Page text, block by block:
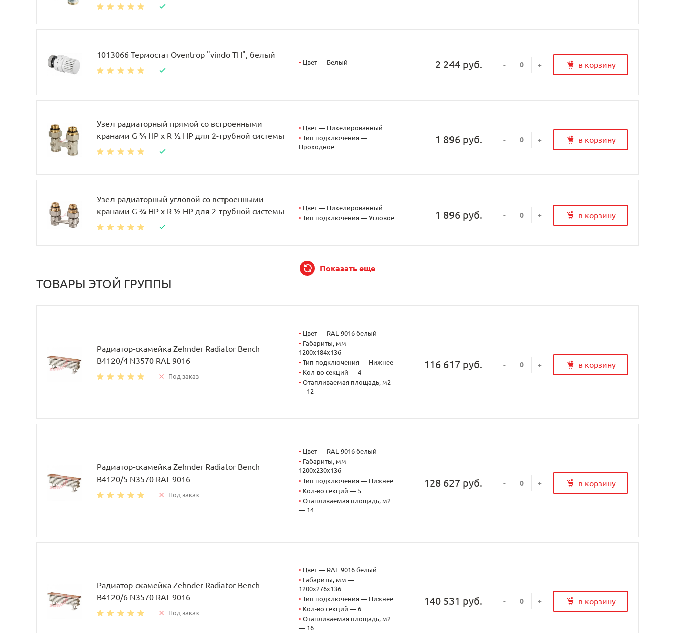
1013066 Термостат Oventrop "vindo TH", белый
• Цвет — Белый 2 244 руб. - + в корзину
Узел радиаторный прямой со встроенными
кранами G ¾ НР x R ½ НР для 2-трубной системы
• Цвет — Никелированный
• Тип подключения —
Проходное
1 896 руб. - + в корзину
Узел радиаторный угловой со встроенными
кранами G ¾ НР x R ½ НР для 2-трубной системы
• Цвет — Никелированный
• Тип подключения — Угловое 1 896 руб. - + в корзину
Показать еще
ТОВАРЫ ЭТОЙ ГРУППЫ
Радиатор-скамейка Zehnder Radiator Bench
B4120/4 N3570 RAL 9016
Под заказ
• Цвет — RAL 9016 белый
• Габариты, мм —
1200x184x136
• Тип подключения — Нижнее
• Кол-во секций — 4
• Отапливаемая площадь, м2
— 12
116 617 руб. - + в корзину
Радиатор-скамейка Zehnder Radiator Bench
B4120/5 N3570 RAL 9016
Под заказ
• Цвет — RAL 9016 белый
• Габариты, мм —
1200x230x136
• Тип подключения — Нижнее
• Кол-во секций — 5
• Отапливаемая площадь, м2
— 14
128 627 руб. - + в корзину
Радиатор-скамейка Zehnder Radiator Bench
B4120/6 N3570 RAL 9016
Под заказ
• Цвет — RAL 9016 белый
• Габариты, мм —
1200x276x136
• Тип подключения — Нижнее
• Кол-во секций — 6
• Отапливаемая площадь, м2
— 16
140 531 руб. - + в корзину